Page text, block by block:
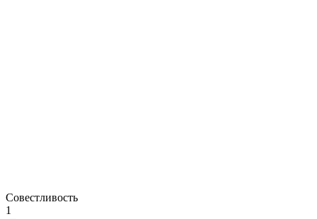
Совестливость
1